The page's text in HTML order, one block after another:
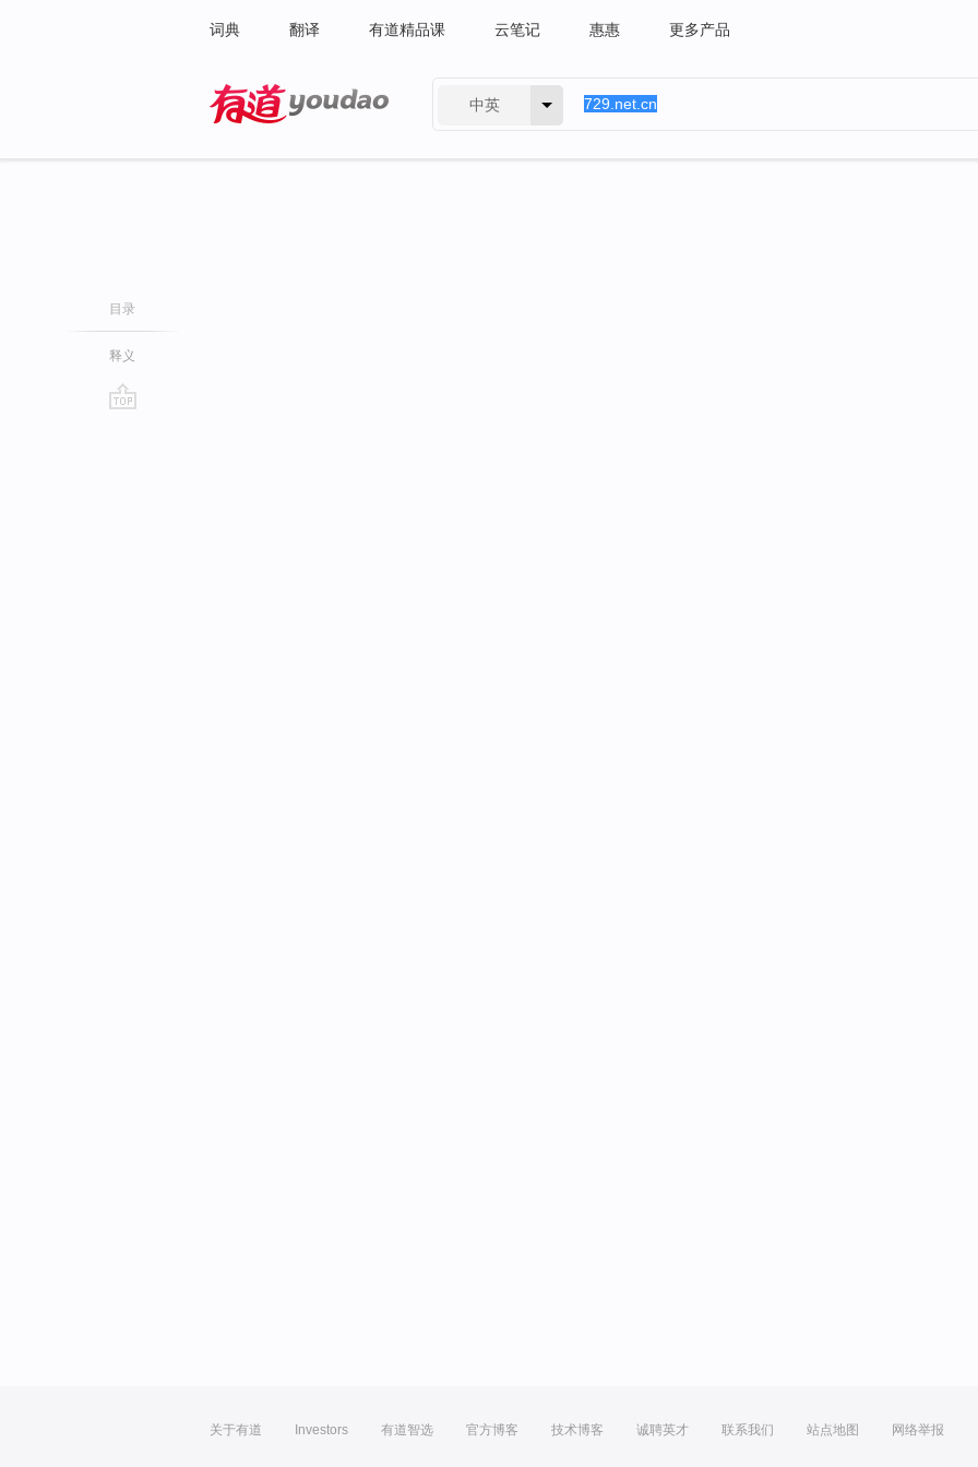
词典 翻译 有道精品课 云笔记 惠惠 更多产品
中英
目录
释义
关于有道 Investors 有道智选 官方博客 技术博客 诚聘英才 联系我们 站点地图 网络举报